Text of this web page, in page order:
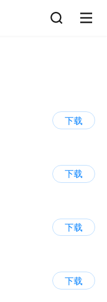
下载
下载
下载
下载